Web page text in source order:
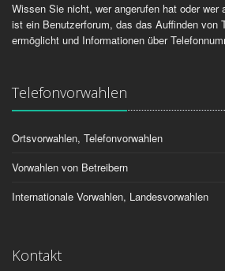
Wissen Sie nicht, wer angerufen hat oder wer
ist ein Benutzerforum, das das Auffinden von
ermöglicht und Informationen über
Telefonvorwahlen
Ortsvorwahlen, Telefonvorwahlen
Vorwahlen von Betreibern
Internationale Vorwahlen, Landesvorwahlen
Kontakt